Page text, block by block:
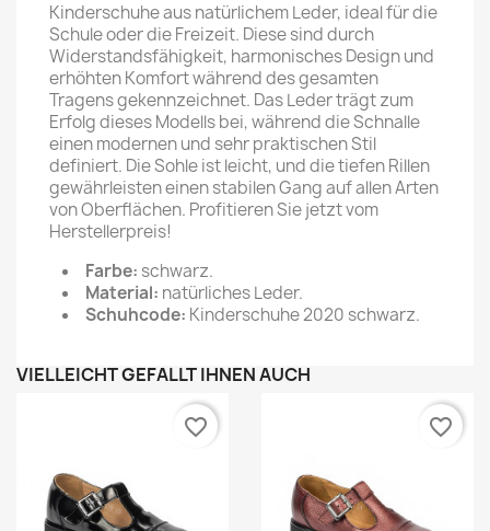
Kinderschuhe aus natürlichem Leder, ideal für die
Schule oder die Freizeit. Diese sind durch
Widerstandsfähigkeit, harmonisches Design und
erhöhten Komfort während des gesamten
Tragens gekennzeichnet. Das Leder trägt zum
Erfolg dieses Modells bei, während die Schnalle
einen modernen und sehr praktischen Stil
definiert. Die Sohle ist leicht, und die tiefen Rillen
gewährleisten einen stabilen Gang auf allen Arten
von Oberflächen. Profitieren Sie jetzt vom
Herstellerpreis!
Farbe: schwarz.
Material: natürliches Leder.
Schuhcode: Kinderschuhe 2020 schwarz.
VIELLEICHT GEFÄLLT IHNEN AUCH
favorite_border favorite_border